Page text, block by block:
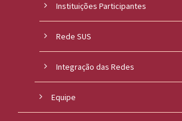
Instituições Participantes
Rede SUS
Integração das Redes
Equipe